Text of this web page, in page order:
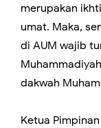
merupakan
umat. Maka,
di AUM wajib
dakwah
Ketua